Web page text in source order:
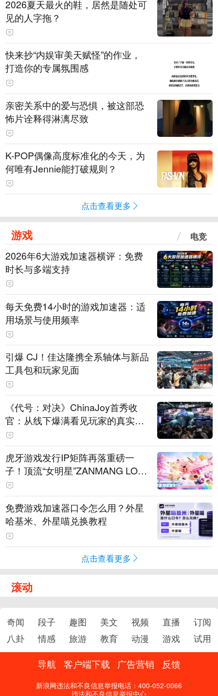
2026夏天最火的鞋，居然是随处可
见的人字拖？
快来抄“内娱审美天赋怪”的作业，
打造你的专属氛围感
亲密关系中的爱与恐惧，被这部恐
怖片诠释得淋漓尽致
K-POP偶像高度标准化的今天，为
何唯有Jennie能打破规则？
点击查看更多
游戏 电竞
2026年6大游戏加速器横评：免费
时长与多端支持
每天免费14小时的游戏加速器：适
用场景与使用频率
引爆 CJ！佳达隆携全系轴体与新品
工具包和玩家见面
《代号：对决》ChinaJoy首秀收
官：从线下爆满看见玩家的真实期
待
虎牙游戏发行IP矩阵再落重磅一
子！顶流“女明星”ZANMANG LOO
PY 正版3D消除手游《消消奇遇》
惊喜曝光
免费游戏加速器口令怎么用？外星
哈基米、外星喵兑换教程
点击查看更多
滚动
奇闻 段子 趣图 美文 视频 直播
订阅
八卦
情感 旅游 教育 动漫 游戏 试用
导航 客户端下载 广告营销 反馈
新浪网违法和不良信息举报电话：400-052-0066
违法和不良信息举报中心